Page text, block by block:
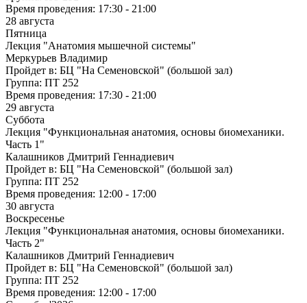
Время проведения: 17:30 - 21:00
28 августа
Пятница
Лекция "Анатомия мышечной системы"
Меркурьев Владимир
Пройдет в: БЦ "На Семеновской" (большой зал)
Группа: ПТ 252
Время проведения: 17:30 - 21:00
29 августа
Суббота
Лекция "Функциональная анатомия, основы биомеханики.
Часть 1"
Калашников Дмитрий Геннадиевич
Пройдет в: БЦ "На Семеновской" (большой зал)
Группа: ПТ 252
Время проведения: 12:00 - 17:00
30 августа
Воскресенье
Лекция "Функциональная анатомия, основы биомеханики.
Часть 2"
Калашников Дмитрий Геннадиевич
Пройдет в: БЦ "На Семеновской" (большой зал)
Группа: ПТ 252
Время проведения: 12:00 - 17:00